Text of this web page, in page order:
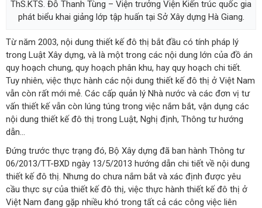
ThS.KTS. Đỗ Thanh Tùng – Viện trưởng Viện Kiến trúc quốc gia
phát biểu khai giảng lớp tập huấn tại Sở Xây dựng Hà Giang.
Từ năm 2003, nội dung thiết kế đô thị bắt đầu có tính pháp lý
trong Luật Xây dựng, và là một trong các nội dung lớn của đồ án
quy hoạch chung, quy hoạch phân khu, hay quy hoạch chi tiết.
Tuy nhiên, việc thực hành các nội dung thiết kế đô thị ở Việt Nam
vẫn còn rất mới mẻ. Các cấp quản lý Nhà nước và các đơn vị tư
vấn thiết kế vẫn còn lúng túng trong việc nắm bắt, vận dụng các
nội dung thiết kế đô thị trong Luật, Nghị định, Thông tư hướng
dẫn…
Đứng trước thực trạng đó, Bộ Xây dựng đã ban hành Thông tư
06/2013/TT-BXD ngày 13/5/2013 hướng dẫn chi tiết về nội dung
thiết kế đô thị. Nhưng do chưa nắm bắt và xác định được yêu
cầu thực sự của thiết kế đô thị, việc thực hành thiết kế đô thị ở
Việt Nam đang gặp nhiều khó trong tất cả các công việc liên